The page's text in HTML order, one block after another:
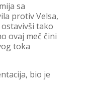
sa
protiv Velsa,
tako
ovaj meč čini
toka
bio je